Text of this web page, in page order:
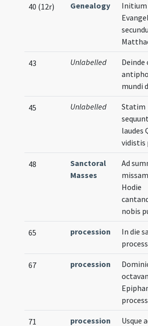
40 (12r) Genealogy
Initium
43 Unlabelled
mundi
45 Unlabelled
Statim
laudes
vidistis
48
Sanctoral
Masses
Ad
Hodie
nobis
65 procession
In die
67 procession
71 procession Usque